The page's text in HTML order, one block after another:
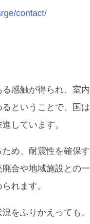
contact/
感触が得られ、室
ということで、国
しています。
め、耐震性を確保
合や地域施設との
れます。
をふりかえっても